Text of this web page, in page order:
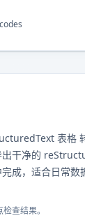
表格
出干净的
成，适合日常数
查结果。